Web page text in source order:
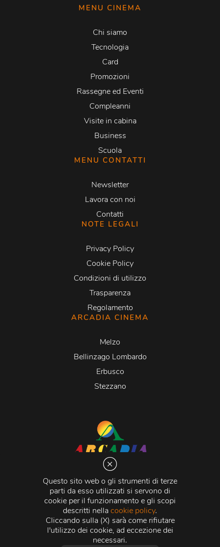
Questo sito web o gli strumenti di terze
parti da esso utilizzati si servono di
cookie per il funzionamento e gli scopi
descritti nellacookie policy.
Cliccando sulla (X) sarà come rifiutare
l'utilizzo dei cookie, ad eccezione dei
necessari.
MENU CINEMA
Chi siamo
Tecnologia
Card
Promozioni
Rassegne ed Eventi
Compleanni
Visite in cabina
Business
Scuola
MENU CONTATTI
Newsletter
Lavora con noi
Contatti
NOTE LEGALI
Privacy Policy
Cookie Policy
Condizioni di utilizzo
Trasparenza
Regolamento
ARCADIA CINEMA
Melzo
Bellinzago Lombardo
Erbusco
Stezzano
Via Martiri della Libertà 20066 Melzo (MI)
C.C.I.A.A. - R.E.A di Milano n. 1427910
Registro delle Imprese di Milano n. 338392 -
Fiscale e Partita Iva11015840157 | Capitale Sociale
500.000,00 i.v.
Credits:Crea Informatica S.r.l. 2026 © Tutti i diritti
riservati.